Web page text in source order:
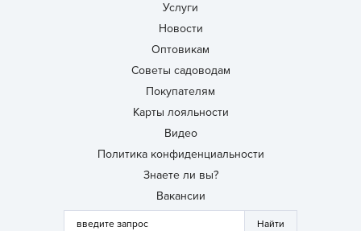
Услуги
Новости
Оптовикам
Советы садоводам
Покупателям
Карты лояльности
Видео
Политика конфиденциальности
Знаете ли вы?
Вакансии